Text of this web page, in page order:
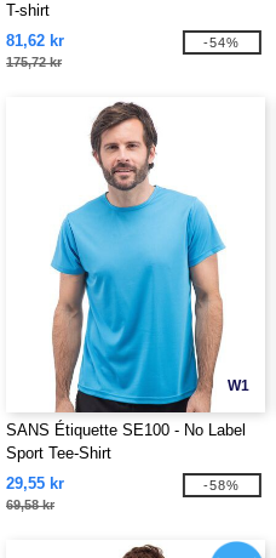
T-shirt
81,62 kr
175,72 kr
-54%
W1
SANS Étiquette SE100 - No Label
Sport Tee-Shirt
29,55 kr
69,58 kr
-58%